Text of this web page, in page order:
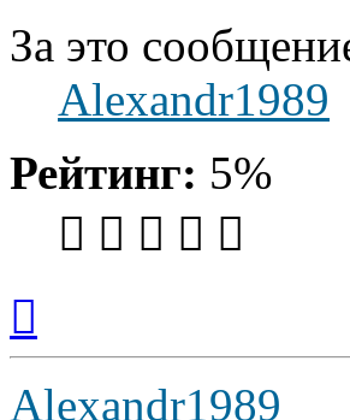
За это
Alexandr1989
Рейтинг: 5%
началу
Alexandr1989